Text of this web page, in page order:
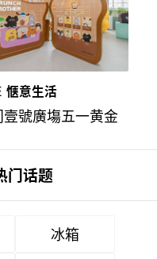
惬意生活
壹號廣塲五一黄金
门话题
冰箱